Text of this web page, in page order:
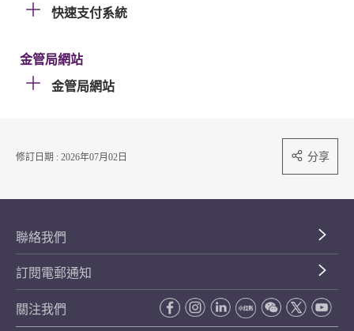
快速支付系統
金管局網站
金管局網站
修訂日期 : 2026年07月02日 分享
聯絡我們
訂閱電郵通知
關注我們